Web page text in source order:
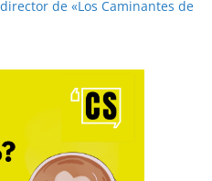
de «Los Caminantes de